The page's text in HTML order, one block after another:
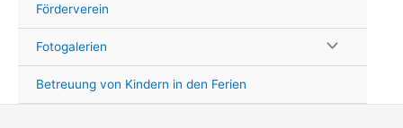
Förderverein
Fotogalerien
Betreuung von Kindern in den Ferien